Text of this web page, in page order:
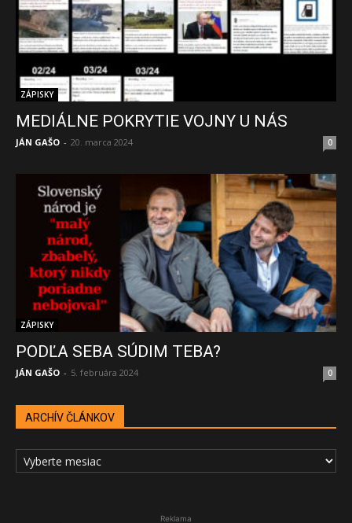
ZÁPISKY
MEDIÁLNE POKRYTIE VOJNY U NÁS
JÁN GAŠO - 20. marca 2024 0
ZÁPISKY
PODĽA SEBA SÚDIM TEBA?
JÁN GAŠO - 5. februára 2024 0
ARCHÍV ČLÁNKOV
ARCHÍV
ČLÁNKOV
Reklama